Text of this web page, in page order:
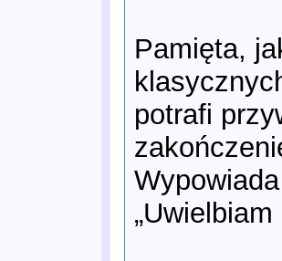
Pamięta,
potrafi